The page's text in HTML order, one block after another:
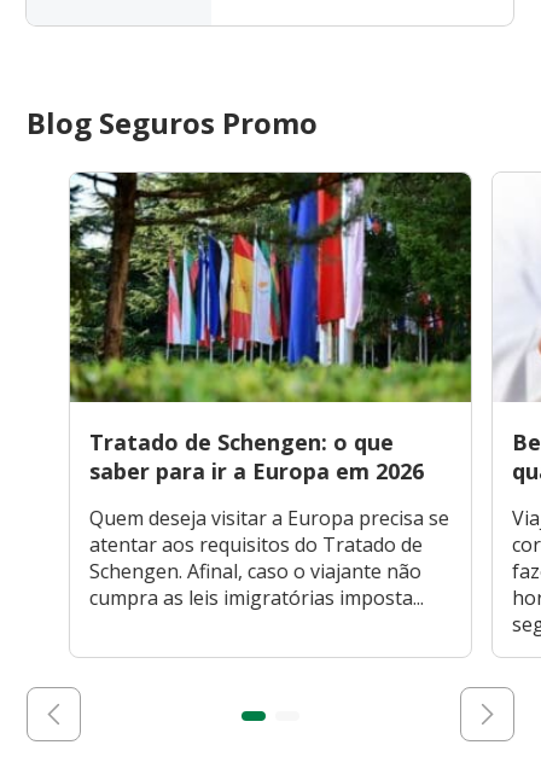
Blog Seguros Promo
Tratado de Schengen: o que
saber para ir a Europa em 2026
Quem deseja visitar a Europa precisa se
atentar aos requisitos do Tratado de
Schengen. Afinal, caso o viajante não
cumpra as leis imigratórias imposta...